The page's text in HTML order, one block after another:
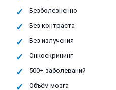
Безболезненно
Без контраста
Без излучения
Онкоскрининг
500+ заболеваний
Объём мозга